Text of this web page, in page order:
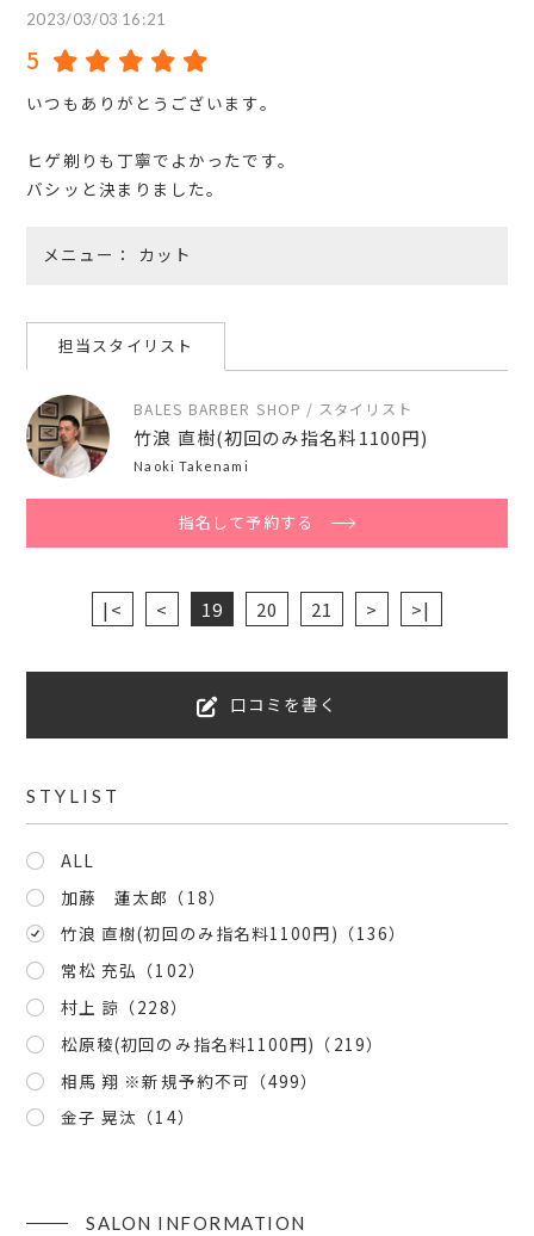
2023/03/03 16:21
5
いつもありがとうございます。
ヒゲ剃りも丁寧でよかったです。
バシッと決まりました。
メニュー カット
担当スタイリスト
BALES BARBER SHOP / スタイリスト
竹浪 直樹(初回のみ指名料1100円)
Naoki Takenami
指名して予約する
|< < 19 20 21 > >|
口コミを書く
STYLIST
ALL
加藤 蓮太郎 （18）
竹浪 直樹(初回のみ指名料1100円) （136）
常松 充弘 （102）
村上 諒 （228）
松原稜(初回のみ指名料1100円) （219）
相馬 翔 ※新規予約不可 （499）
金子 晃汰 （14）
SALON INFORMATION